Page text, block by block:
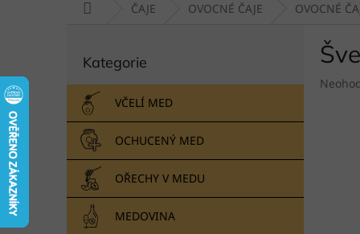
ČAJE OVOCNÉ ČAJE OVOCNÉ
t
a
n
p
kategorie
Kategorie
VČELÍ MED
OCHUCENÝ MED
OŘECHY V MEDU
MEDOVINA